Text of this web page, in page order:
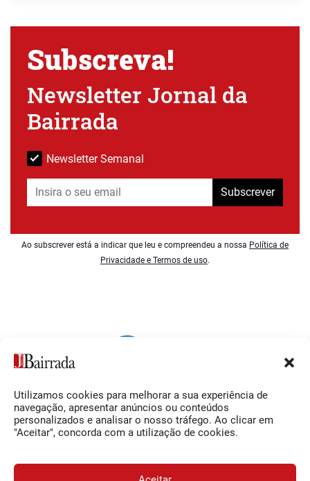
Utilizamos cookies para melhorar a sua experiência de
navegação, apresentar anúncios ou conteúdos
personalizados e analisar o nosso tráfego. Ao clicar em
"Aceitar", concorda com a utilização de cookies.
Subscreva!
Newsletter Jornal da
Bairrada
Newsletter Semanal
Subscrever
Ao subscrever está a indicar que leu e compreendeu a nossa Política de
Privacidade e Termos de uso.
Siga-nos
Facebook
O Jornal da Bairrada
Contactos